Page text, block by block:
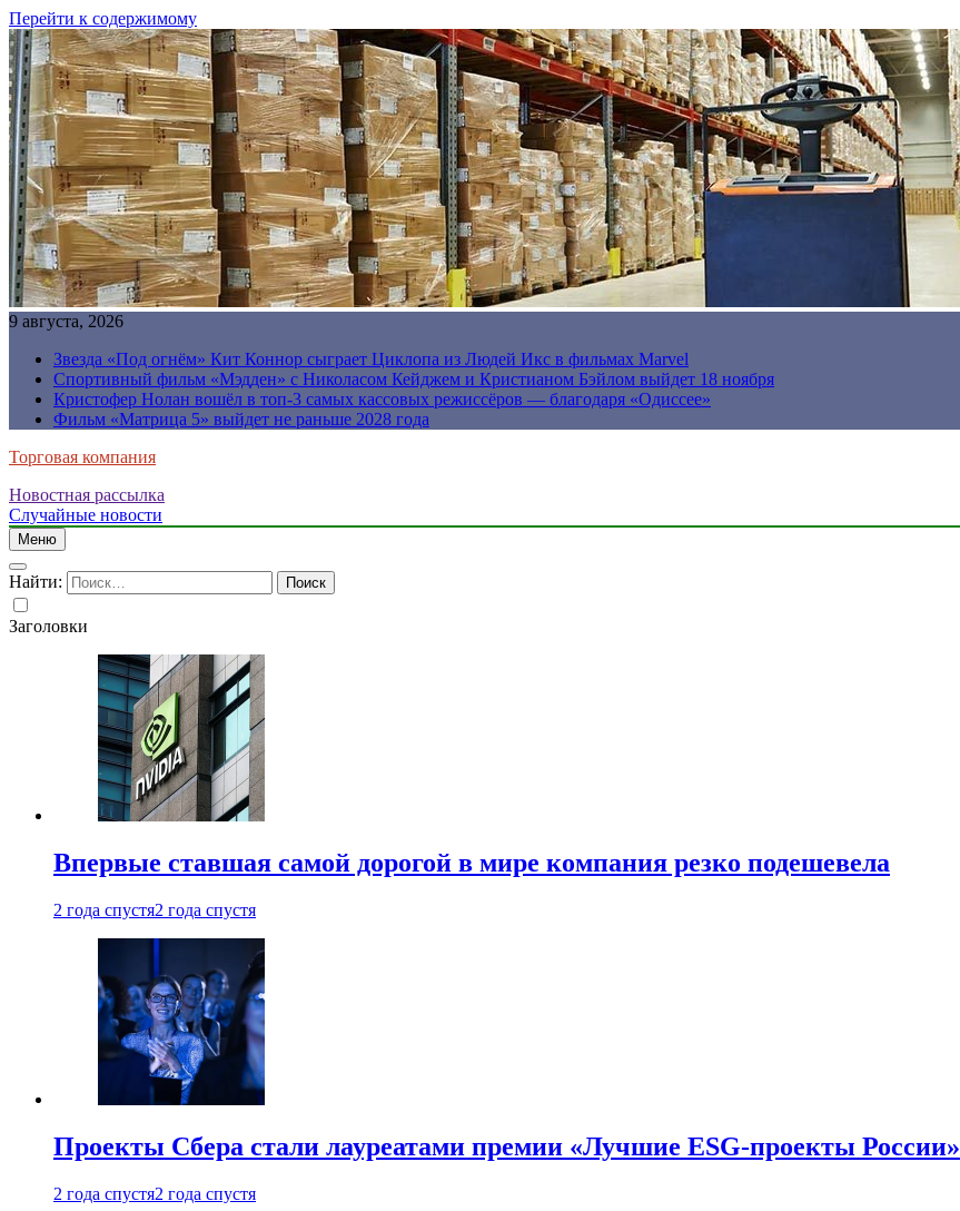
Перейти к содержимому
9 августа, 2026
Звезда «Под огнём» Кит Коннор сыграет Циклопа из Людей Икс в фильмах Marvel
Спортивный фильм «Мэдден» с Николасом Кейджем и Кристианом Бэйлом выйдет 18 ноября
Кристофер Нолан вошёл в топ-3 самых кассовых режиссёров — благодаря «Одиссее»
Фильм «Матрица 5» выйдет не раньше 2028 года
Торговая компания
Новостная рассылка
Случайные новости
Меню
Найти:
Заголовки
Впервые ставшая самой дорогой в мире компания резко подешевела
2 года спустя2 года спустя
Проекты Сбера стали лауреатами премии «Лучшие ESG-проекты России»
2 года спустя2 года спустя